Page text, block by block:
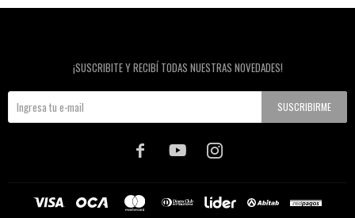
¡SUSCRIBITE Y RECIBÍ TODAS NUESTRAS NOVEDADES!
SUSCRIBIRME
  